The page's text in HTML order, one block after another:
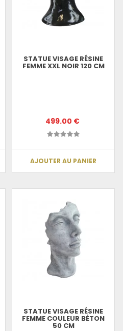
STATUE VISAGE RÉSINE
FEMME XXL NOIR 120 CM
499.00 €
AJOUTER AU PANIER
STATUE VISAGE RÉSINE
FEMME COULEUR BÉTON
50 CM